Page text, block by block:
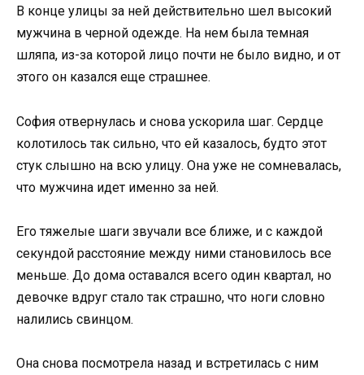
В конце улицы за ней действительно шел высокий
мужчина в черной одежде. На нем была темная
шляпа, из-за которой лицо почти не было видно, и от
этого он казался еще страшнее.
София отвернулась и снова ускорила шаг. Сердце
колотилось так сильно, что ей казалось, будто этот
стук слышно на всю улицу. Она уже не сомневалась,
что мужчина идет именно за ней.
Его тяжелые шаги звучали все ближе, и с каждой
секундой расстояние между ними становилось все
меньше. До дома оставался всего один квартал, но
девочке вдруг стало так страшно, что ноги словно
налились свинцом.
Она снова посмотрела назад и встретилась с ним